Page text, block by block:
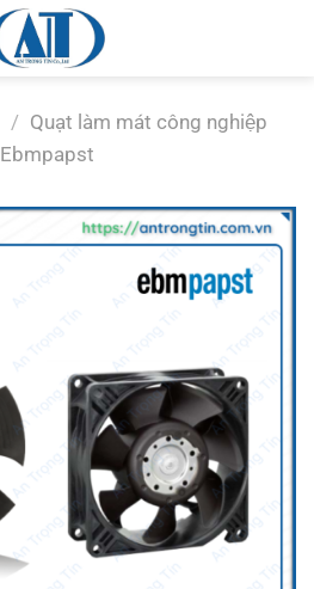
/ Quạt làm mát công nghiệp
Ebmpapst